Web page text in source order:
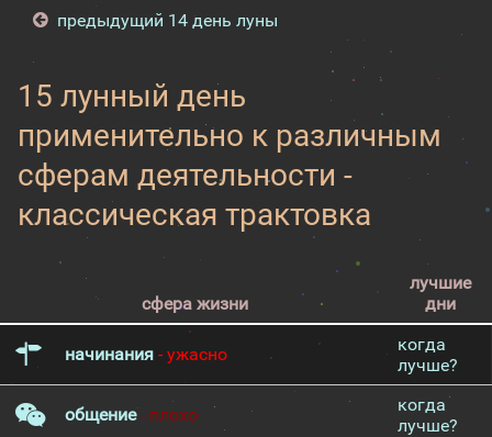
предыдущий 14 день луны
15 лунный день
применительно к различным
сферам деятельности -
классическая трактовка
сфера жизни
лучшие
дни
начинания - ужасно
когда
лучше?
общение- плохо
когда
лучше?